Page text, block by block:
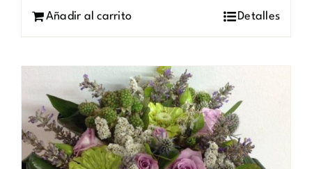
Añadir al carrito Detalles